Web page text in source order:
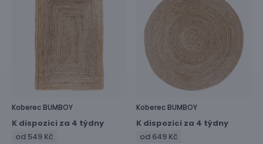
KoberecBUMBOY
K dispozici za 4 týdny
od 549 Kč
KoberecBUMBOY
K dispozici za 4 týdny
od 649 Kč